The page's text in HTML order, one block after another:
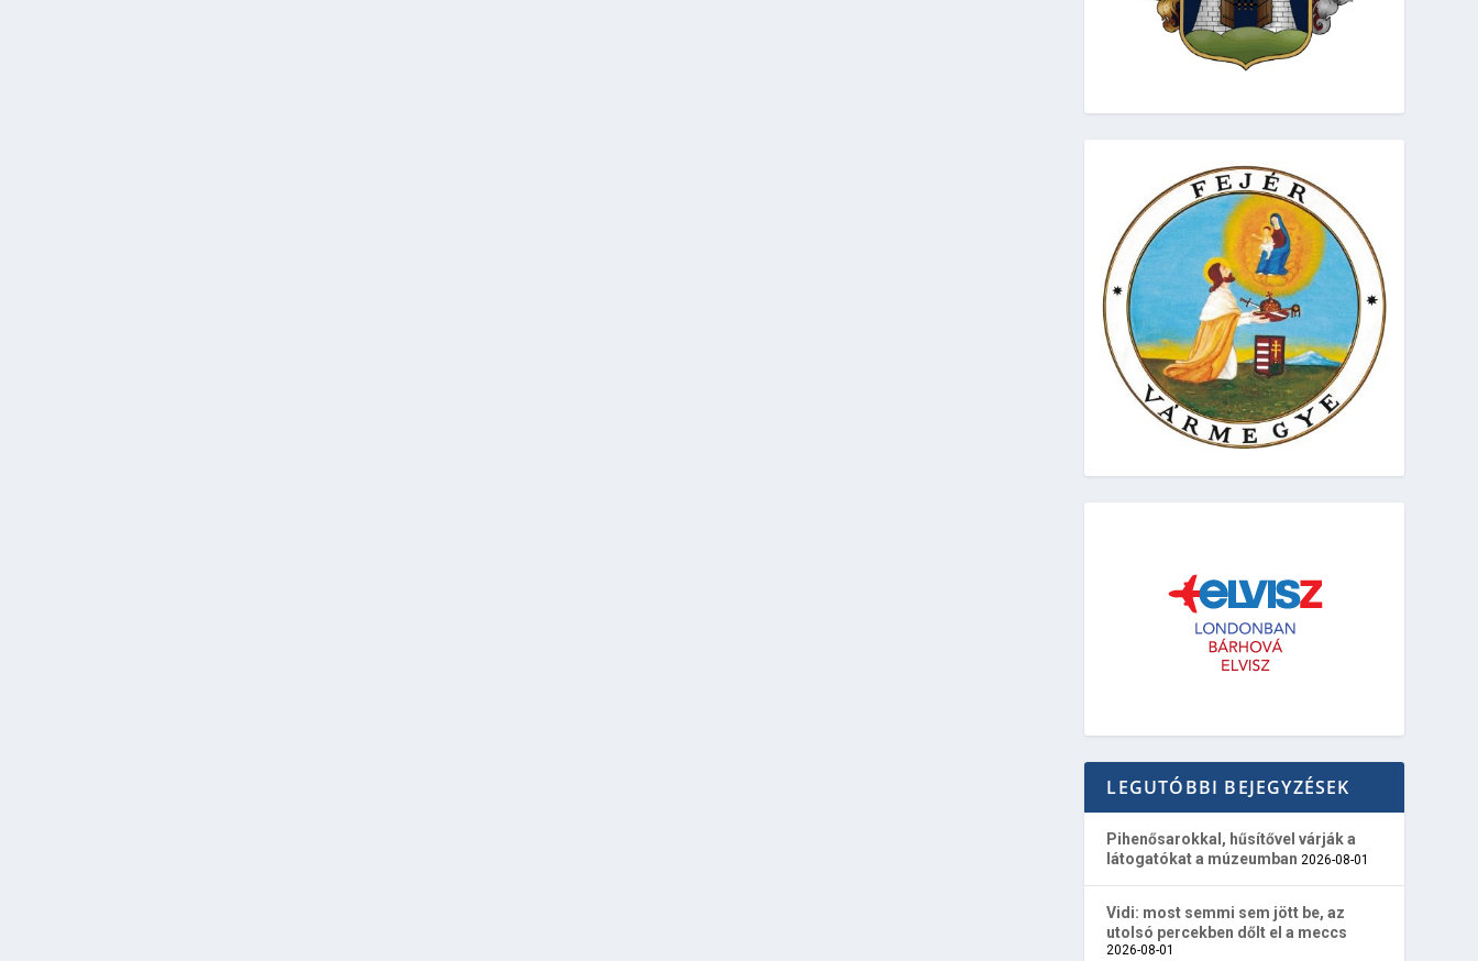
LEGUTÓBBI BEJEGYZÉSEK
Pihenősarokkal, hűsítővel várják a
látogatókat a múzeumban 2026-08-01
Vidi: most semmi sem jött be, az
utolsó percekben dőlt el a meccs
2026-08-01